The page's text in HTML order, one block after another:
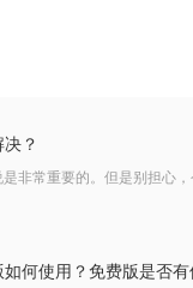
？
非常重要的。但是别担心
何使用？免费版是否